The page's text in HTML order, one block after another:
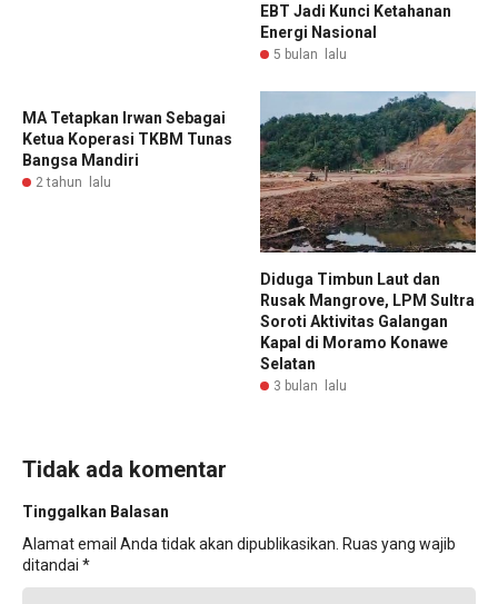
EBT Jadi Kunci Ketahanan
Energi Nasional
5 bulan lalu
MA Tetapkan Irwan Sebagai
Ketua Koperasi TKBM Tunas
Bangsa Mandiri
2 tahun lalu
Diduga Timbun Laut dan
Rusak Mangrove, LPM Sultra
Soroti Aktivitas Galangan
Kapal di Moramo Konawe
Selatan
3 bulan lalu
Tidak ada komentar
Tinggalkan Balasan
Alamat email Anda tidak akan dipublikasikan. Ruas yang wajib
ditandai *